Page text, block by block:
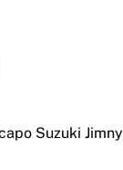
Suzuki Jimny